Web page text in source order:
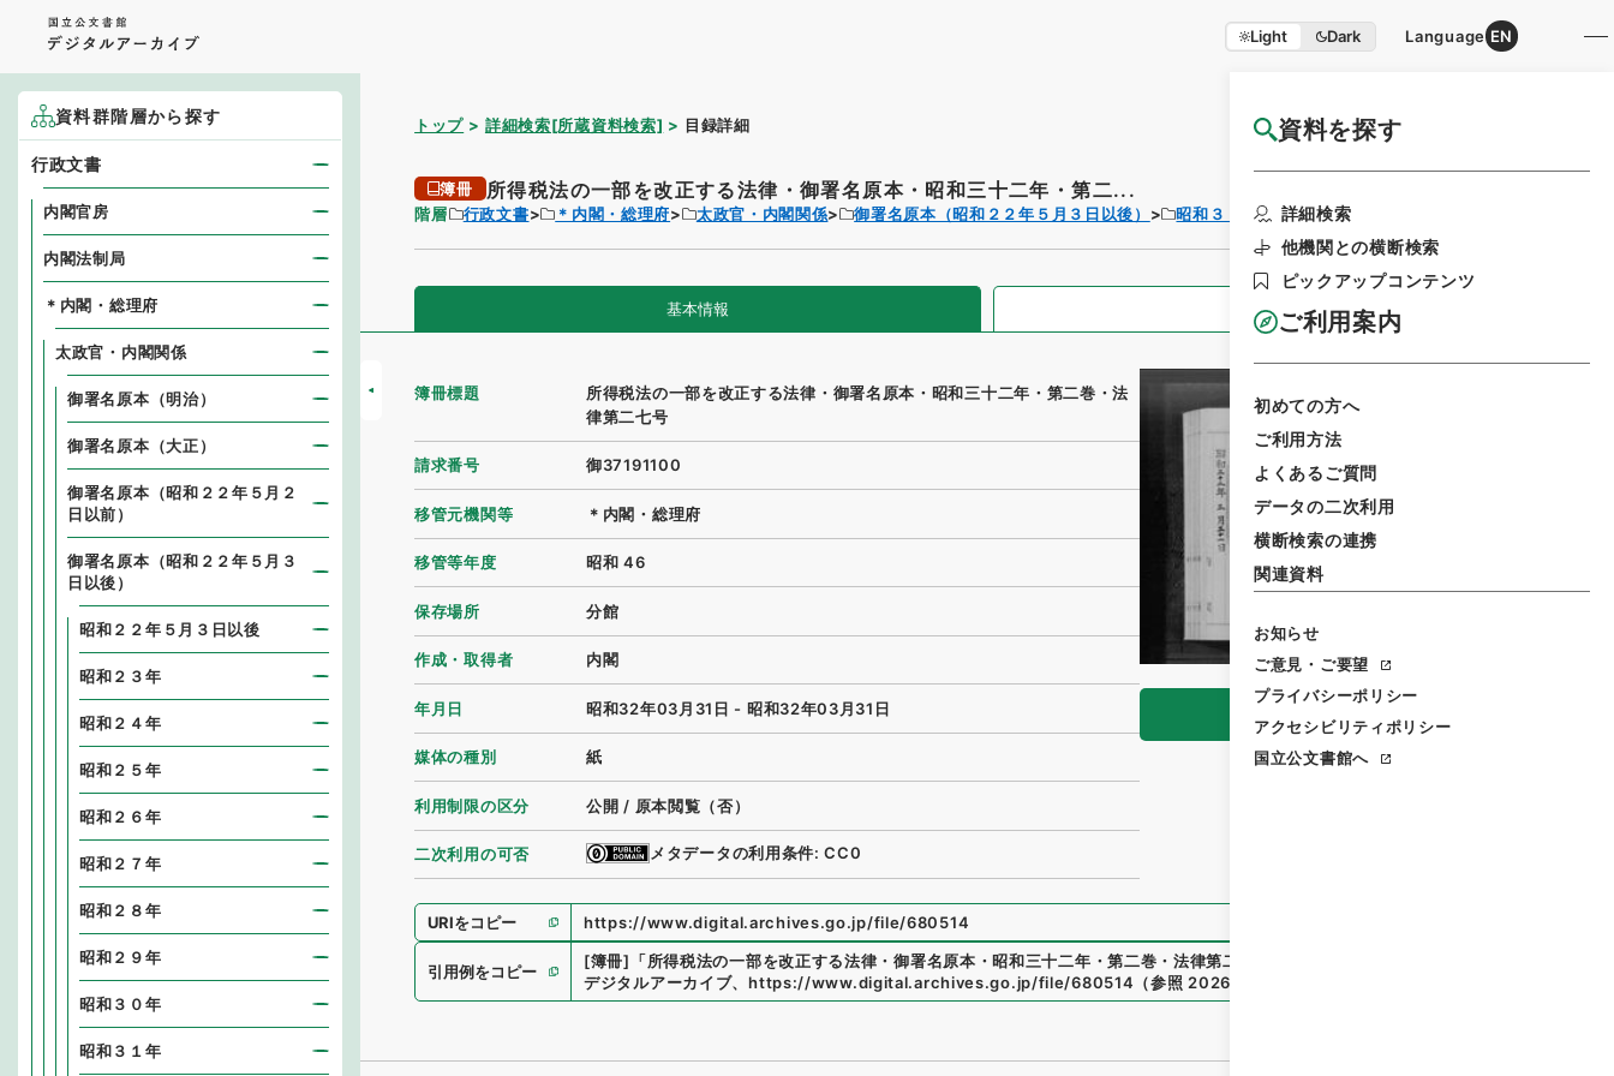
Light Dark Language EN
資料を探す
詳細検索
他機関との横断検索
ピックアップコンテンツ
ご利用案内
初めての方へ
ご利用方法
よくあるご質問
データの二次利用
横断検索の連携
関連資料
お知らせ
ご意見・ご要望
プライバシーポリシー
アクセシビリティポリシー
国立公文書館へ
トップ 詳細検索[所蔵資料検索] 目録詳細 国立公文書館HP利用案内
簿冊 所得税法の一部を改正する法律・御署名原本・昭和三十二年・第二...
階層 行政文書 ＊内閣・総理府 太政官・内閣関係 御署名原本（昭和２２年５月３日以後） 昭和３２年 法律
基本情報 全ての情報
簿冊標題
所得税法の一部を改正する法律・御署名原本・昭和三十二年・第二巻・法
律第二七号
請求番号 御37191100
移管元機関等 ＊内閣・総理府
移管等年度 昭和 46
保存場所 分館
作成・取得者 内閣
年月日 昭和32年03月31日 - 昭和32年03月31日
媒体の種別 紙
利用制限の区分 公開 / 原本閲覧（否）
二次利用の可否 メタデータの利用条件: CC0
URIをコピー https://www.digital.archives.go.jp/file/680514
引用例をコピー
[簿冊] 「所得税法の一部を改正する法律・御署名原本・昭和三十二年・第二巻・法律第二七号
デジタルアーカイブ、https://www.digital.archives.go.jp/file/680514 （参照 2026-08-08
資料群階層から探す
行政文書
内閣官房
内閣法制局
＊内閣・総理府
太政官・内閣関係
御署名原本（明治）
御署名原本（大正）
御署名原本（昭和２２年５月２
日以前）
御署名原本（昭和２２年５月３
日以後）
昭和２２年５月３日以後
昭和２３年
昭和２４年
昭和２５年
昭和２６年
昭和２７年
昭和２８年
昭和２９年
昭和３０年
昭和３１年